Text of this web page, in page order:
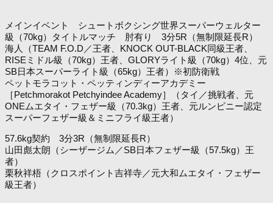
メインイベント シュートボクシング世界スーパーウェルター
級（70kg）タイトルマッチ 肘有り 3分5R（無制限延長R）
海人（TEAM F.O.D／王者、KNOCK OUT-BLACK同級王者、
RISEミドル級（70kg）王者、GLORYライト級（70kg）4位、元
SB日本スーパーライト級（65kg）王者）※初防衛戦
ペットモラコット・ペッティンディーアカデミー
［Petchmorakot Petchyindee Academy］（タイ／挑戦者、元
ONEムエタイ・フェザー級（70.3kg）王者、元ルンピニー認定
スーパーフェザー級＆ミニフライ級王者）
57.6kg契約 3分3R（無制限延長R）
山田彪太朗（シーザージム／SB日本フェザー級（57.5kg）王
者）
栗秋祥梧（クロスポイント吉祥寺／元大和ムエタイ・フェザー
級王者）